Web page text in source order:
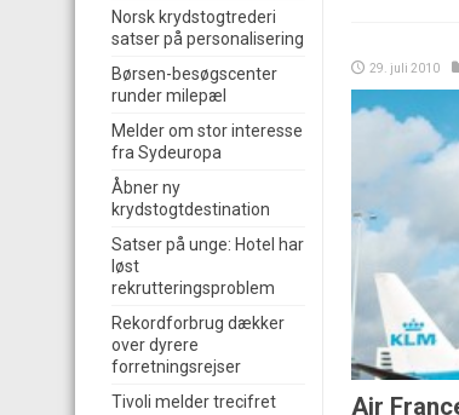
29. juli 2010
Air
Norsk krydstogtrederi
satser på personalisering
Børsen-besøgscenter
runder milepæl
Melder om stor interesse
fra Sydeuropa
Åbner ny
krydstogtdestination
Satser på unge: Hotel har
løst
rekrutteringsproblem
Rekordforbrug dækker
over dyrere
forretningsrejser
Tivoli melder trecifret